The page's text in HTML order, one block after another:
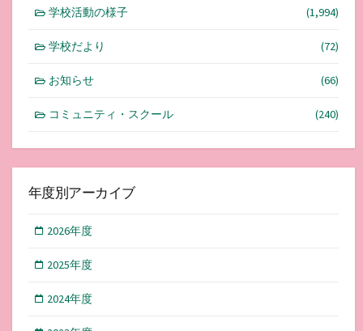
学校活動の様子 (1,994)
学校だより (72)
お知らせ (66)
コミュニティ・スクール (240)
年度別アーカイブ
2026年度
2025年度
2024年度